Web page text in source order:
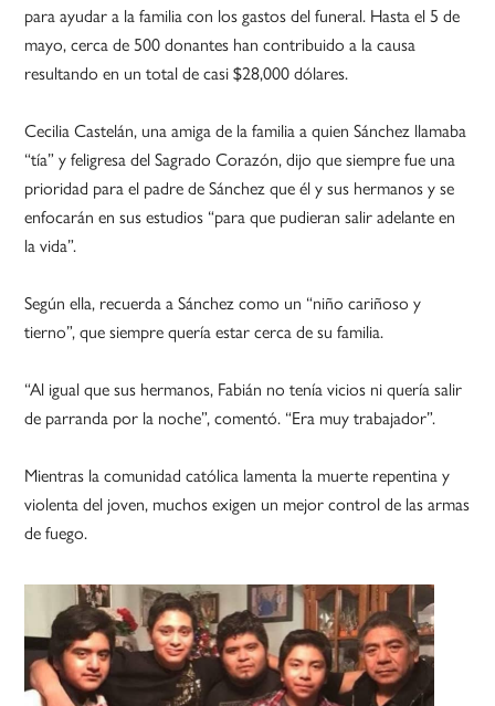
para ayudar a la familia con los gastos del funeral. Hasta el 5 de
mayo, cerca de 500 donantes han contribuido a la causa
resultando en un total de casi $28,000 dólares.
Cecilia Castelán, una amiga de la familia a quien Sánchez llamaba
“tía” y feligresa del Sagrado Corazón, dijo que siempre fue una
prioridad para el padre de Sánchez que él y sus hermanos y se
enfocarán en sus estudios “para que pudieran salir adelante en
la vida”.
Según ella, recuerda a Sánchez como un “niño cariñoso y
tierno”, que siempre quería estar cerca de su familia.
“Al igual que sus hermanos, Fabián no tenía vicios ni quería salir
de parranda por la noche”, comentó. “Era muy trabajador”.
Mientras la comunidad católica lamenta la muerte repentina y
violenta del joven, muchos exigen un mejor control de las armas
de fuego.